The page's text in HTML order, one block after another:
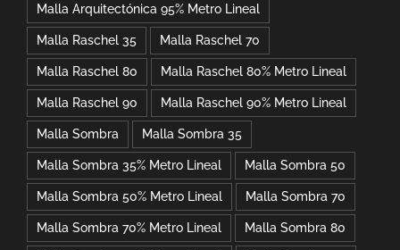
Malla Arquitectónica 95% Metro Lineal
Malla Raschel 35 Malla Raschel 70
Malla Raschel 80 Malla Raschel 80% Metro Lineal
Malla Raschel 90 Malla Raschel 90% Metro Lineal
Malla Sombra Malla Sombra 35
Malla Sombra 35% Metro Lineal Malla Sombra 50
Malla Sombra 50% Metro Lineal Malla Sombra 70
Malla Sombra 70% Metro Lineal Malla Sombra 80